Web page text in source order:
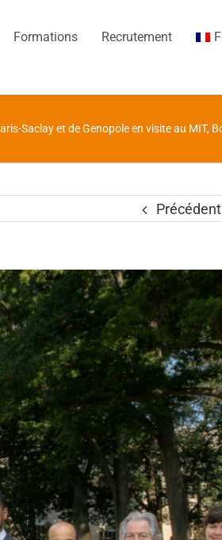
Formations Recrutement
Saclay et de Genopole en visite au MIT,
Précédent